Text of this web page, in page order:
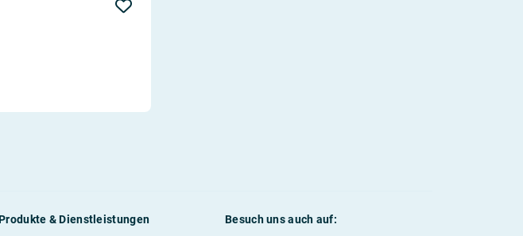
& Dienstleistungen Besuch uns auch auf: